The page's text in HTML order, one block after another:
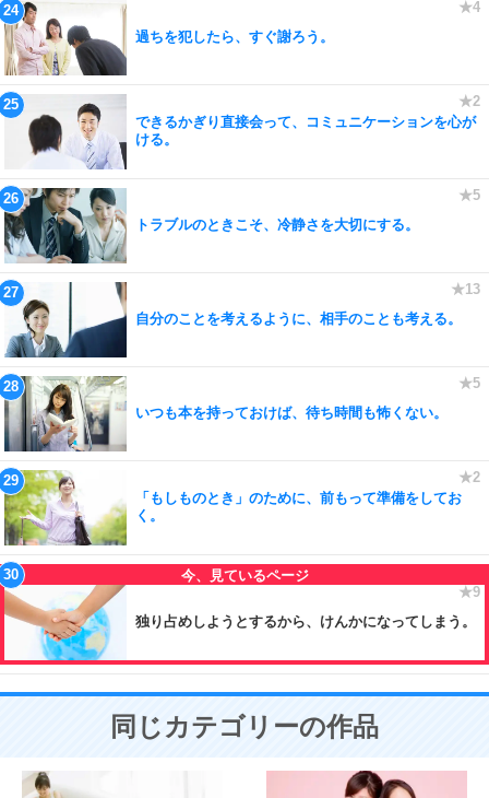
過ちを犯したら、すぐ謝ろう。
できるかぎり直接会って、コミュニケーションを心が
ける。
トラブルのときこそ、冷静さを大切にする。
自分のことを考えるように、相手のことも考える。
いつも本を持っておけば、待ち時間も怖くない。
「もしものとき」のために、前もって準備をしてお
く。
独り占めしようとするから、けんかになってしまう。
同じカテゴリーの作品